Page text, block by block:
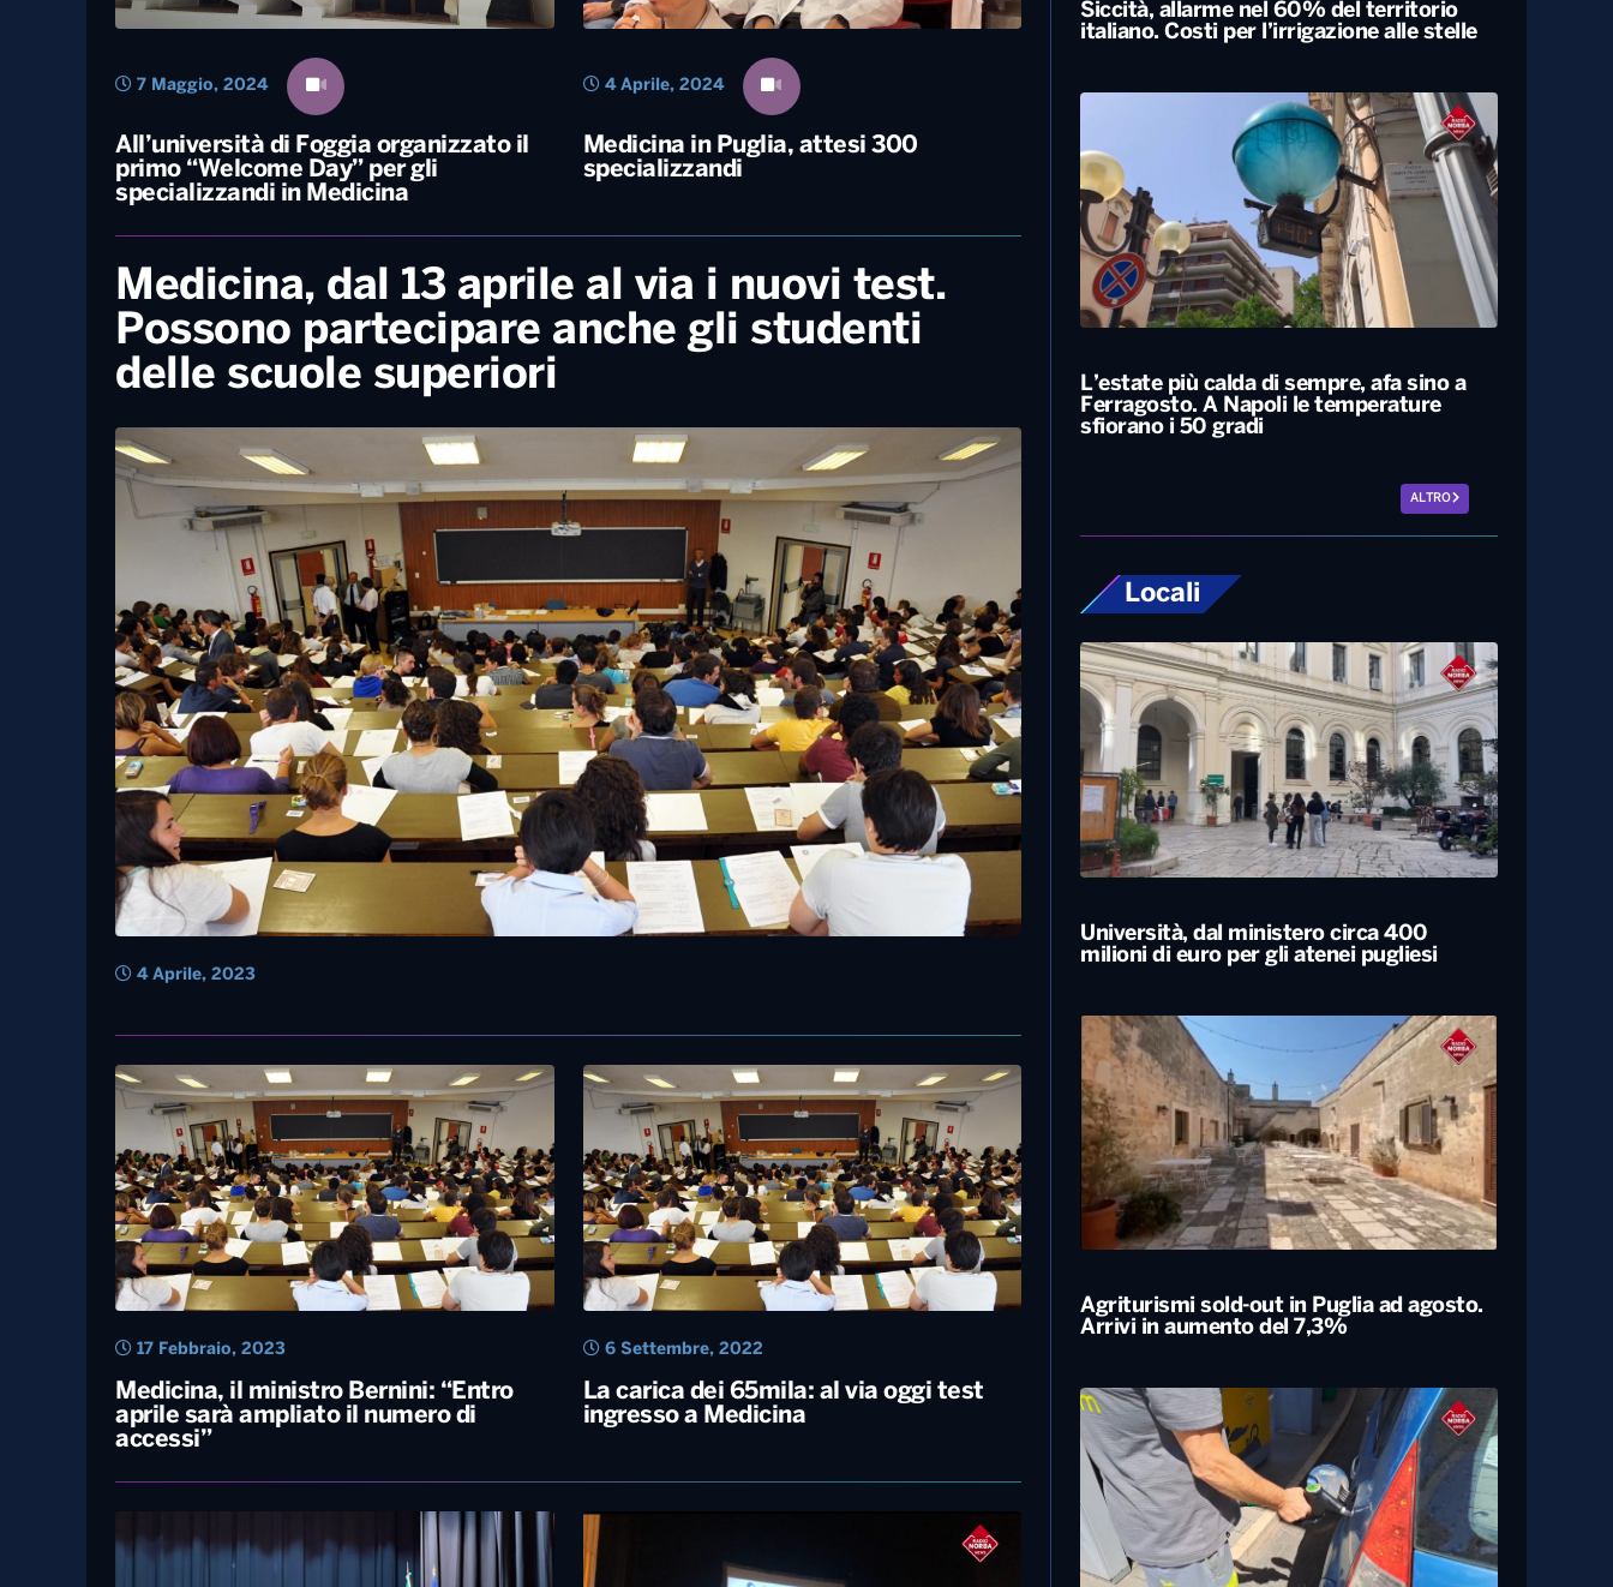
All’università di Foggia organizzato il
primo “Welcome Day” per gli
specializzandi in Medicina
7 Maggio, 2024
Medicina in Puglia, attesi 300
specializzandi
4 Aprile, 2024
Medicina, dal 13 aprile al via i nuovi test.
Possono partecipare anche gli studenti
delle scuole superiori
4 Aprile, 2023
Medicina, il ministro Bernini: “Entro
aprile sarà ampliato il numero di
accessi”
17 Febbraio, 2023
La carica dei 65mila: al via oggi test
ingresso a Medicina
6 Settembre, 2022
Siccità, allarme nel 60% del territorio
italiano. Costi per l’irrigazione alle stelle
L’estate più calda di sempre, afa sino a
Ferragosto. A Napoli le temperature
sfiorano i 50 gradi
ALTRO
Locali
Università, dal ministero circa 400
milioni di euro per gli atenei pugliesi
Agriturismi sold-out in Puglia ad agosto.
Arrivi in aumento del 7,3%